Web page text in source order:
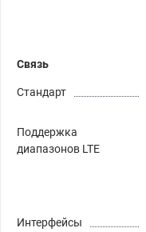
Связь
Стандарт
Поддержка
диапазонов LTE
Интерфейсы